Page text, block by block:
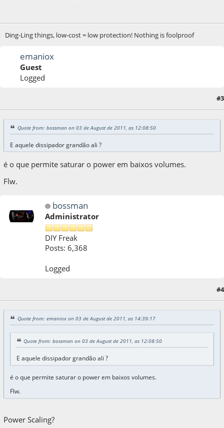
Ding-Ling things, low-cost = low protection! Nothing is foolproof
emaniox
Guest
Logged
#3
Quote from: bossman on 03 de August de 2011, as 12:08:50
E aquele dissipador grandão ali ?
é o que permite saturar o power em baixos volumes.
Flw.
bossman
Administrator
DIY Freak
Posts: 6,368
Logged
#4
Quote from: emaniox on 03 de August de 2011, as 14:39:17
Quote from: bossman on 03 de August de 2011, as 12:08:50
E aquele dissipador grandão ali ?
é o que permite saturar o power em baixos volumes.
Flw.
Power Scaling?